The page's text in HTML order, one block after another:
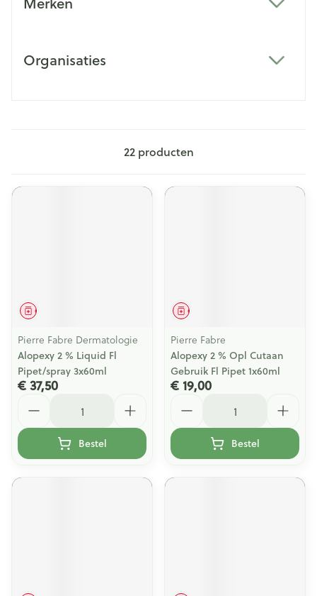
Organisaties
22producten
Geneesmiddel
Pierre Fabre Dermatologie
Alopexy 2 % Liquid Fl
Pipet/spray 3x60ml
€ 37,50
Bestel
Geneesmiddel
Pierre Fabre
Alopexy 2 % Opl Cutaan
Gebruik Fl Pipet 1x60ml
€ 19,00
Bestel